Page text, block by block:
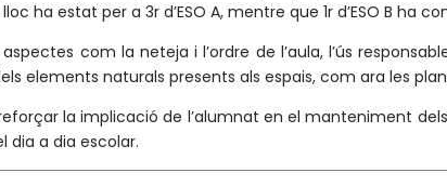
ha estat per a 3r d’ESO A, mentre que 1r d’ESO B ha
com la neteja i l’ordre de l’aula, l’ús
elements naturals presents als espais, com ara les
la implicació de l’alumnat en el manteniment
dia a dia escolar.